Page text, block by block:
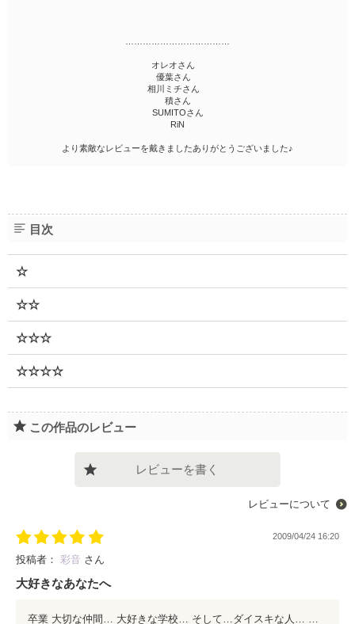
オレオさん
優葉さん
相川ミチさん
積さん
SUMITOさん
RiN
より素敵なレビューを戴きましたありがとうございました♪
目次
☆
☆☆
☆☆☆
☆☆☆☆
この作品のレビュー
レビューを書く
レビューについて
2009/04/24 16:20
投稿者： 彩音 さん
大好きなあなたへ